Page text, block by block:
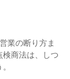
業の断り方ま
検商法は、しつ